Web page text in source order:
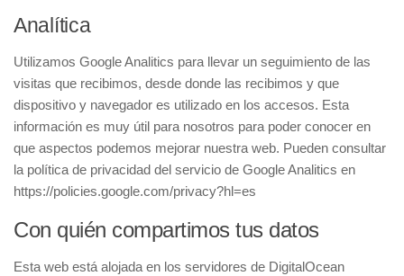
Analítica
Utilizamos Google Analitics para llevar un seguimiento de las
visitas que recibimos, desde donde las recibimos y que
dispositivo y navegador es utilizado en los accesos. Esta
información es muy útil para nosotros para poder conocer en
que aspectos podemos mejorar nuestra web. Pueden consultar
la política de privacidad del servicio de Google Analitics en
https://policies.google.com/privacy?hl=es
Con quién compartimos tus datos
Esta web está alojada en los servidores de DigitalOcean